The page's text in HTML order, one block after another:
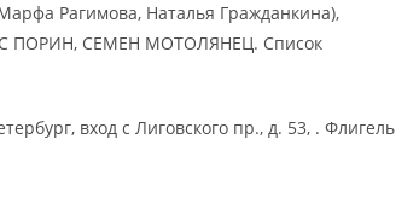
Рагимова, Наталья Гражданкина),
ПОРИН, СЕМЕН МОТОЛЯНЕЦ. Список
вход с Лиговского пр., д. 53, . Флигель